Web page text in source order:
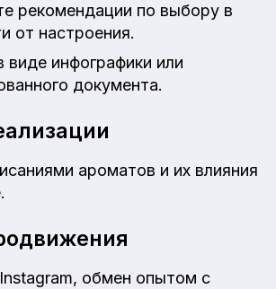
рекомендации по выбору в
от настроения.
инфографики или
документа.
ароматов и их влияния
обмен опытом с